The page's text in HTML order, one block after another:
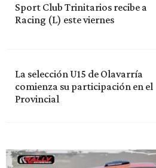
Sport Club Trinitarios recibe a
Racing (L) este viernes
La selección U15 de Olavarría
comienza su participación en el
Provincial